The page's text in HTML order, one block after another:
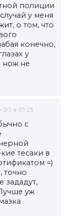
полиции
у меня
о том, что
конечно,
у
нож не
20 в 01:23
с
тесаки в
=)
точно
зададут,
уж